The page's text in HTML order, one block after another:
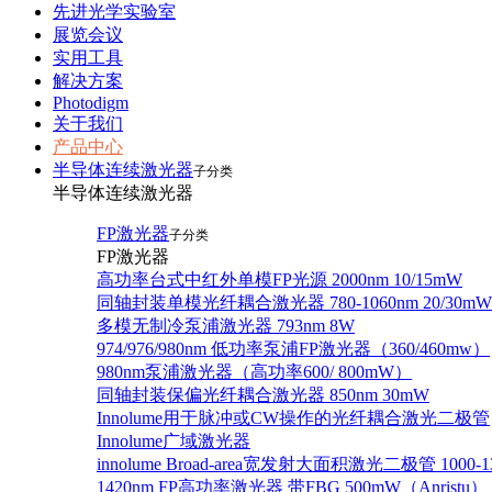
先进光学实验室
展览会议
实用工具
解决方案
Photodigm
关于我们
产品中心
半导体连续激光器子分类
半导体连续激光器
FP激光器子分类
FP激光器
高功率台式中红外单模FP光源 2000nm 10/15mW
同轴封装单模光纤耦合激光器 780-1060nm 20/30mW
多模无制冷泵浦激光器 793nm 8W
974/976/980nm 低功率泵浦FP激光器（360/460mw）
980nm泵浦激光器（高功率600/ 800mW）
同轴封装保偏光纤耦合激光器 850nm 30mW
Innolume用于脉冲或CW操作的光纤耦合激光二极管
Innolume广域激光器
innolume Broad-area宽发射大面积激光二极管 1000-
1420nm FP高功率激光器 带FBG 500mW（Anristu）